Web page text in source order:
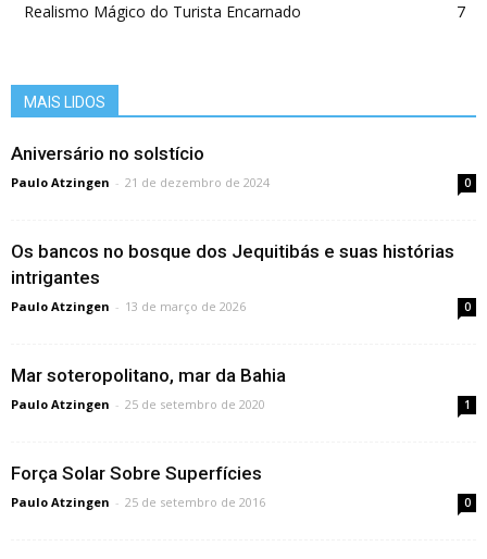
Realismo Mágico do Turista Encarnado
7
MAIS LIDOS
Aniversário no solstí­cio
Paulo Atzingen - 21 de dezembro de 2024 0
Os bancos no bosque dos Jequitibás e suas histórias
intrigantes
Paulo Atzingen - 13 de março de 2026 0
Mar soteropolitano, mar da Bahia
Paulo Atzingen - 25 de setembro de 2020 1
Força Solar Sobre Superfí­cies
Paulo Atzingen - 25 de setembro de 2016 0